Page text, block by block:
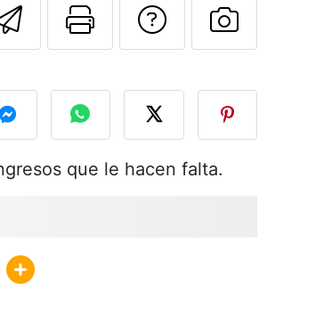
Enviar esta receta a
Imprimir esta
Preguntar
que le hacen falta.